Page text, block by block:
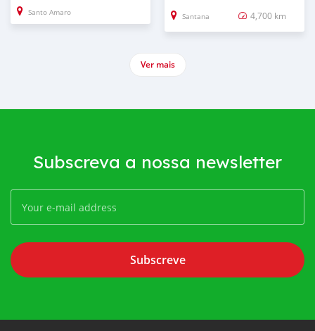
Santo Amaro Santana 4,700 km
Ver mais
Subscreva a nossa newsletter
Subscreve